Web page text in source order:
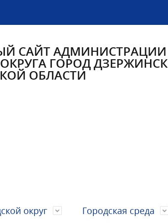
САЙТ АДМИНИСТРАЦИИ
ГОРОД ДЗЕРЖИНСК
ОБЛАСТИ
округ Городская среда